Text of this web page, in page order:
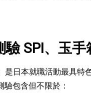
SPI、玉
是日本就職活動最具特
包含但不限於：